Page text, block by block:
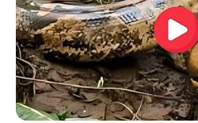
Wall to Wall